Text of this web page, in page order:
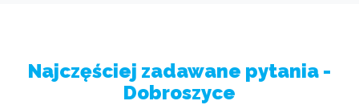
Najczęściej zadawane pytania -
Dobroszyce